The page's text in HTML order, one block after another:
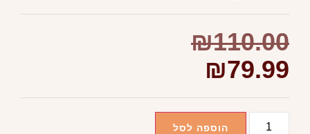
₪110.00
₪79.99
הוספה לסל